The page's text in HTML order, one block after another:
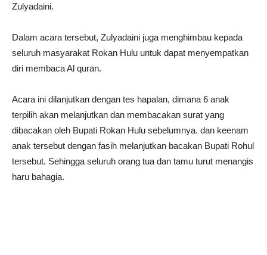
Zulyadaini.
Dalam acara tersebut, Zulyadaini juga menghimbau kepada
seluruh masyarakat Rokan Hulu untuk dapat menyempatkan
diri membaca Al quran.
Acara ini dilanjutkan dengan tes hapalan, dimana 6 anak
terpilih akan melanjutkan dan membacakan surat yang
dibacakan oleh Bupati Rokan Hulu sebelumnya. dan keenam
anak tersebut dengan fasih melanjutkan bacakan Bupati Rohul
tersebut. Sehingga seluruh orang tua dan tamu turut menangis
haru bahagia.